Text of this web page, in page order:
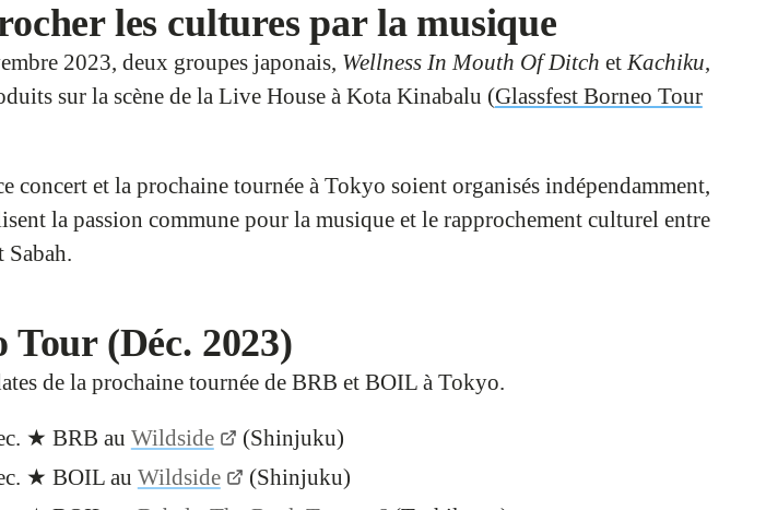
les cultures par la musique
2023, deux groupes japonais, Wellness In Mouth Of Ditch etKachiku,
sur la scène de la Live House à Kota Kinabalu (Glassfest Borneo Tour
concert et la prochaine tournée à Tokyo soient organisés indépendamment,
la passion commune pour la musique et le rapprochement culturel entre
Sabah.
Tour (Déc. 2023)
de la prochaine tournée de BRB et BOIL à Tokyo.
★ BRB au Wildside
(Shinjuku)
★ BOIL au Wildside
(Shinjuku)